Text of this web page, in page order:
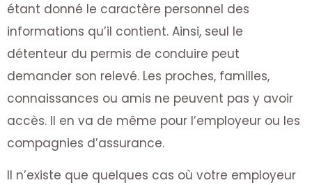
étant donné le caractère personnel des
informations qu’il contient. Ainsi, seul le
détenteur du permis de conduire peut
demander son relevé. Les proches, familles,
connaissances ou amis ne peuvent pas y avoir
accès. Il en va de même pour l’employeur ou les
compagnies d’assurance.
Il n’existe que quelques cas où votre employeur